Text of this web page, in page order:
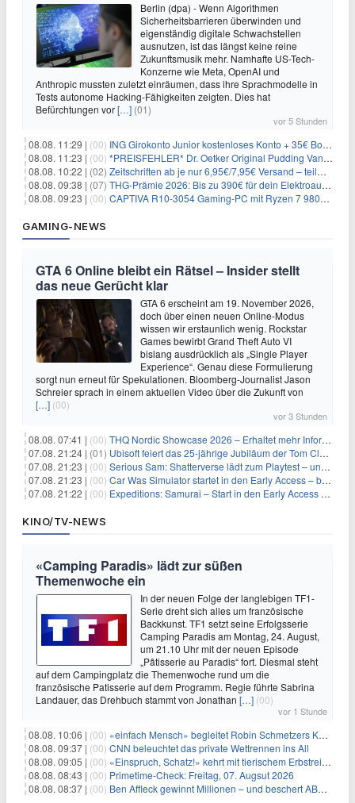
Berlin (dpa) - Wenn Algorithmen
Sicherheitsbarrieren überwinden und
eigenständig digitale Schwachstellen
ausnutzen, ist das längst keine reine
Zukunftsmusik mehr. Namhafte US-Tech-
Konzerne wie Meta, OpenAI und
Anthropic mussten zuletzt einräumen, dass ihre Sprachmodelle in
Tests autonome Hacking-Fähigkeiten zeigten. Dies hat
Befürchtungen vor[…] (01)
vor 5 Stunden
08.08. 11:29 | (00) ING Girokonto Junior kostenloses Konto + 35€ Bonus
08.08. 11:23 | (00) *PREISFEHLER* Dr. Oetker Original Pudding Vanille 22er-Pack für 2,97€
08.08. 10:22 | (02) Zeitschriften ab je nur 6,95€/7,95€ Versand – teilweise selbstkündigend!
08.08. 09:38 | (07) THG-Prämie 2026: Bis zu 390€ für dein Elektroauto mit geld-fuer-eAuto.de
08.08. 09:23 | (00) CAPTIVA R10-3054 Gaming-PC mit Ryzen 7 9800X3D und RTX 5080 für 2.599€
GAMING-NEWS
GTA 6 Online bleibt ein Rätsel – Insider stellt
das neue Gerücht klar
GTA 6 erscheint am 19. November 2026,
doch über einen neuen Online-Modus
wissen wir erstaunlich wenig. Rockstar
Games bewirbt Grand Theft Auto VI
bislang ausdrücklich als „Single Player
Experience“. Genau diese Formulierung
sorgt nun erneut für Spekulationen. Bloomberg-Journalist Jason
Schreier sprach in einem aktuellen Video über die Zukunft von
[…] (00)
vor 3 Stunden
08.08. 07:41 | (00) THQ Nordic Showcase 2026 – Erhaltet mehr Informationen
07.08. 21:24 | (01) Ubisoft feiert das 25-jährige Jubiläum der Tom Clancy’s Ghost Recon-Reihe
07.08. 21:23 | (00) Serious Sam: Shatterverse lädt zum Playtest – und erscheint schon bald!
07.08. 21:23 | (00) Car Was Simulator startet in den Early Access – bald gehts los!
07.08. 21:22 | (00) Expeditions: Samurai – Start in den Early Access ab heute im feudalen Japan
KINO/TV-NEWS
«Camping Paradis» lädt zur süßen
Themenwoche ein
In der neuen Folge der langlebigen TF1-
Serie dreht sich alles um französische
Backkunst. TF1 setzt seine Erfolgsserie
Camping Paradis am Montag, 24. August,
um 21.10 Uhr mit der neuen Episode
„Pâtisserie au Paradis“ fort. Diesmal steht
auf dem Campingplatz die Themenwoche rund um die
französische Patisserie auf dem Programm. Regie führte Sabrina
Landauer, das Drehbuch stammt von Jonathan […] (00)
vor 1 Stunde
08.08. 10:06 | (00) «einfach Mensch» begleitet Robin Schmetzers Kampf gegen eine seltene Krankheit
08.08. 09:37 | (00) CNN beleuchtet das private Wettrennen ins All
08.08. 09:05 | (00) «Einspruch, Schatz!» kehrt mit tierischem Erbstreit zurück
08.08. 08:43 | (00) Primetime-Check: Freitag, 07. Augsut 2026
08.08. 08:37 | (00) Ben Affleck gewinnt Millionen – und beschert ABC Top-Quoten